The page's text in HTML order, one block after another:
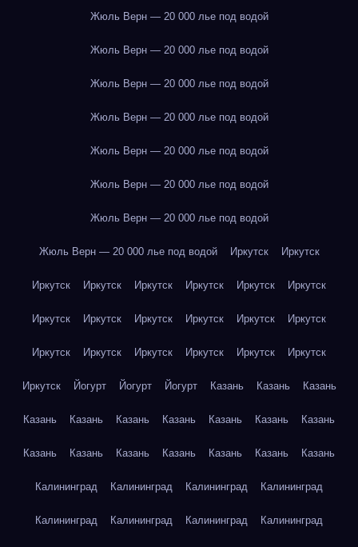
Жюль Верн — 20 000 лье под водой
Жюль Верн — 20 000 лье под водой
Жюль Верн — 20 000 лье под водой
Жюль Верн — 20 000 лье под водой
Жюль Верн — 20 000 лье под водой
Жюль Верн — 20 000 лье под водой
Жюль Верн — 20 000 лье под водой
Жюль Верн — 20 000 лье под водой Иркутск Иркутск
Иркутск Иркутск Иркутск Иркутск Иркутск Иркутск
Иркутск Иркутск Иркутск Иркутск Иркутск Иркутск
Иркутск Иркутск Иркутск Иркутск Иркутск Иркутск
Иркутск Йогурт Йогурт Йогурт Казань Казань Казань
Казань Казань Казань Казань Казань Казань Казань
Казань Казань Казань Казань Казань Казань Казань
Калининград Калининград Калининград Калининград
Калининград Калининград Калининград Калининград